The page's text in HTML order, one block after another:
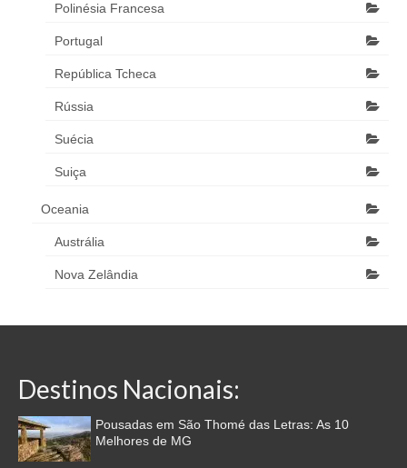
Polinésia Francesa
Portugal
República Tcheca
Rússia
Suécia
Suiça
Oceania
Austrália
Nova Zelândia
Destinos Nacionais:
Pousadas em São Thomé das Letras: As 10
Melhores de MG